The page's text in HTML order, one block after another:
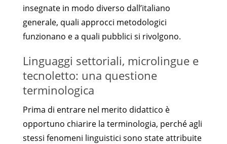
insegnate in modo diverso dall’italiano
generale, quali approcci metodologici
funzionano e a quali pubblici si rivolgono.
Linguaggi settoriali, microlingue e
tecnoletto: una questione
terminologica
Prima di entrare nel merito didattico è
opportuno chiarire la terminologia, perché agli
stessi fenomeni linguistici sono state attribuite